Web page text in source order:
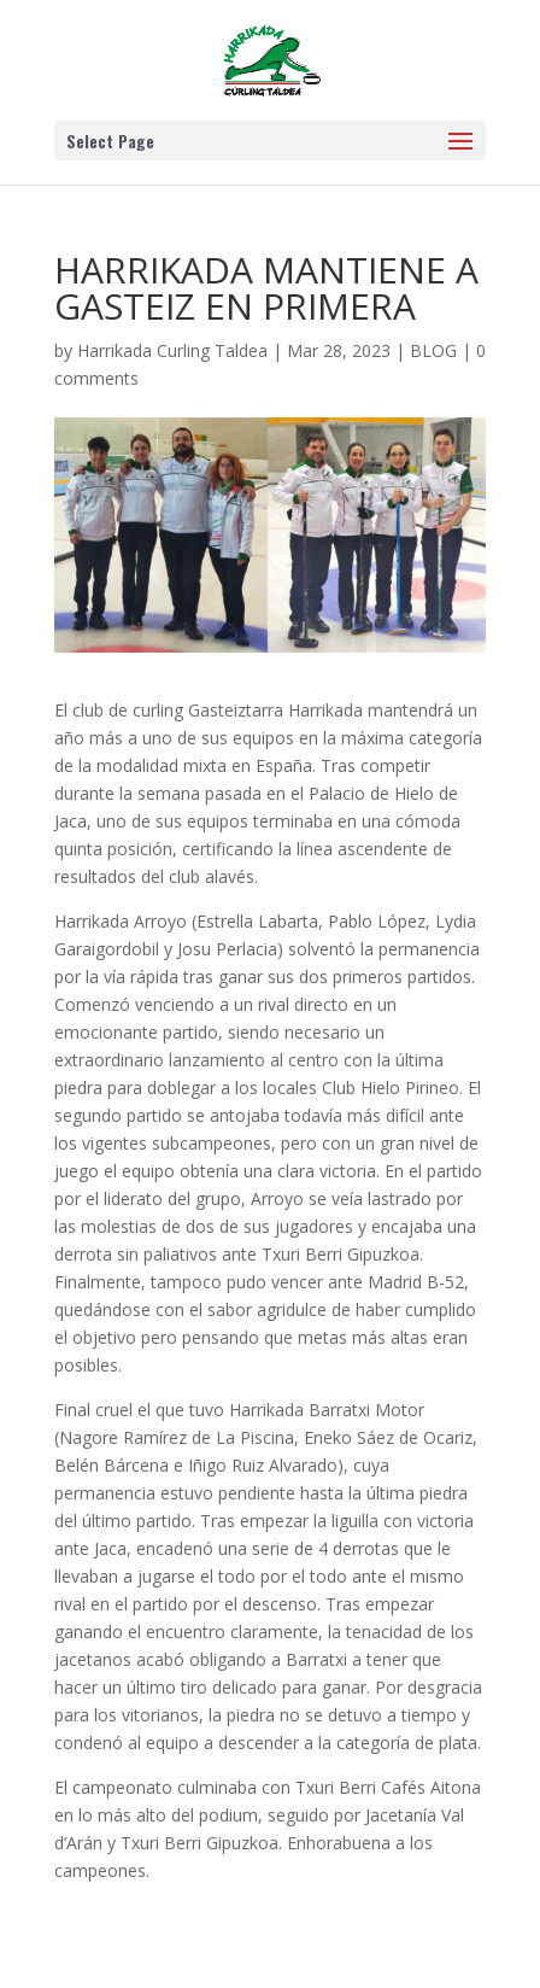
Select Page
HARRIKADA MANTIENE A
GASTEIZ EN PRIMERA
by Harrikada Curling Taldea | Mar 28, 2023 | BLOG | 0
comments
El club de curling Gasteiztarra Harrikada mantendrá un
año más a uno de sus equipos en la máxima categoría
de la modalidad mixta en España. Tras competir
durante la semana pasada en el Palacio de Hielo de
Jaca, uno de sus equipos terminaba en una cómoda
quinta posición, certificando la línea ascendente de
resultados del club alavés.
Harrikada Arroyo (Estrella Labarta, Pablo López, Lydia
Garaigordobil y Josu Perlacia) solventó la permanencia
por la vía rápida tras ganar sus dos primeros partidos.
Comenzó venciendo a un rival directo en un
emocionante partido, siendo necesario un
extraordinario lanzamiento al centro con la última
piedra para doblegar a los locales Club Hielo Pirineo. El
segundo partido se antojaba todavía más difícil ante
los vigentes subcampeones, pero con un gran nivel de
juego el equipo obtenía una clara victoria. En el partido
por el liderato del grupo, Arroyo se veía lastrado por
las molestias de dos de sus jugadores y encajaba una
derrota sin paliativos ante Txuri Berri Gipuzkoa.
Finalmente, tampoco pudo vencer ante Madrid B-52,
quedándose con el sabor agridulce de haber cumplido
el objetivo pero pensando que metas más altas eran
posibles.
Final cruel el que tuvo Harrikada Barratxi Motor
(Nagore Ramírez de La Piscina, Eneko Sáez de Ocariz,
Belén Bárcena e Iñigo Ruiz Alvarado), cuya
permanencia estuvo pendiente hasta la última piedra
del último partido. Tras empezar la liguilla con victoria
ante Jaca, encadenó una serie de 4 derrotas que le
llevaban a jugarse el todo por el todo ante el mismo
rival en el partido por el descenso. Tras empezar
ganando el encuentro claramente, la tenacidad de los
jacetanos acabó obligando a Barratxi a tener que
hacer un último tiro delicado para ganar. Por desgracia
para los vitorianos, la piedra no se detuvo a tiempo y
condenó al equipo a descender a la categoría de plata.
El campeonato culminaba con Txuri Berri Cafés Aitona
en lo más alto del podium, seguido por Jacetanía Val
d’Arán y Txuri Berri Gipuzkoa. Enhorabuena a los
campeones.